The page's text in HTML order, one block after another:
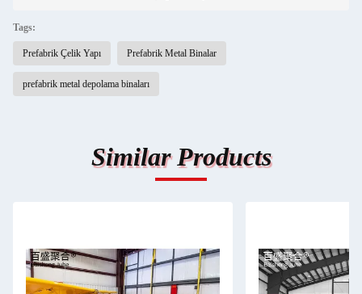
Tags:
Prefabrik Çelik Yapı Prefabrik Metal Binalar
prefabrik metal depolama binaları
Similar Products